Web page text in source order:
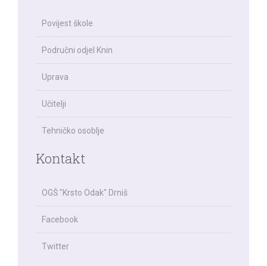
Povijest škole
Područni odjel Knin
Uprava
Učitelji
Tehničko osoblje
Kontakt
OGŠ "Krsto Odak" Drniš
Facebook
Twitter